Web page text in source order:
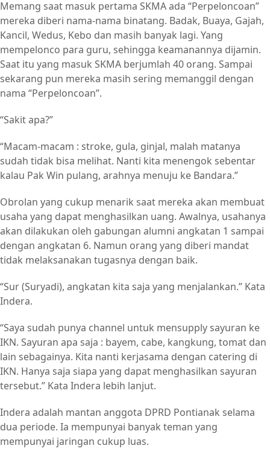
Memang saat masuk pertama SKMA ada “Perpeloncoan”
mereka diberi nama-nama binatang. Badak, Buaya, Gajah,
Kancil, Wedus, Kebo dan masih banyak lagi. Yang
mempelonco para guru, sehingga keamanannya dijamin.
Saat itu yang masuk SKMA berjumlah 40 orang. Sampai
sekarang pun mereka masih sering memanggil dengan
nama “Perpeloncoan”.
“Sakit apa?”
“Macam-macam : stroke, gula, ginjal, malah matanya
sudah tidak bisa melihat. Nanti kita menengok sebentar
kalau Pak Win pulang, arahnya menuju ke Bandara.”
Obrolan yang cukup menarik saat mereka akan membuat
usaha yang dapat menghasilkan uang. Awalnya, usahanya
akan dilakukan oleh gabungan alumni angkatan 1 sampai
dengan angkatan 6. Namun orang yang diberi mandat
tidak melaksanakan tugasnya dengan baik.
“Sur (Suryadi), angkatan kita saja yang menjalankan.” Kata
Indera.
“Saya sudah punya channel untuk mensupply sayuran ke
IKN. Sayuran apa saja : bayem, cabe, kangkung, tomat dan
lain sebagainya. Kita nanti kerjasama dengan catering di
IKN. Hanya saja siapa yang dapat menghasilkan sayuran
tersebut.” Kata Indera lebih lanjut.
Indera adalah mantan anggota DPRD Pontianak selama
dua periode. Ia mempunyai banyak teman yang
mempunyai jaringan cukup luas.